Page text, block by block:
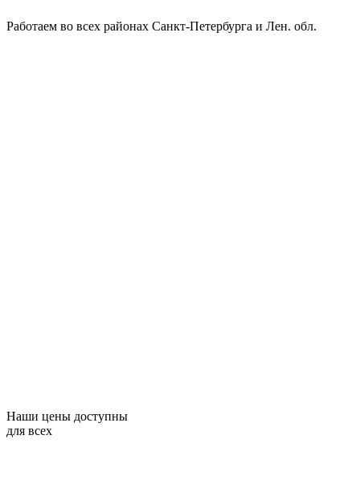
Работаем во всех районах Санкт-Петербурга и Лен. обл.
Наши цены доступны
для всех